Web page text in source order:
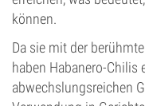
können.
Da sie mit der
haben Habanero-Chilis
abwechslungsreichen